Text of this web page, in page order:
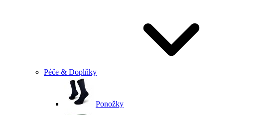
Péče & Doplňky
Ponožky